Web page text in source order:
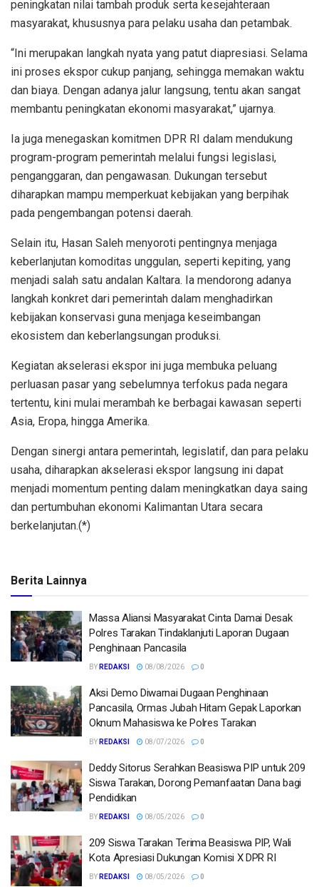
peningkatan nilai tambah produk serta kesejahteraan
masyarakat, khususnya para pelaku usaha dan petambak.
“Ini merupakan langkah nyata yang patut diapresiasi. Selama
ini proses ekspor cukup panjang, sehingga memakan waktu
dan biaya. Dengan adanya jalur langsung, tentu akan sangat
membantu peningkatan ekonomi masyarakat,” ujarnya.
Ia juga menegaskan komitmen DPR RI dalam mendukung
program-program pemerintah melalui fungsi legislasi,
penganggaran, dan pengawasan. Dukungan tersebut
diharapkan mampu memperkuat kebijakan yang berpihak
pada pengembangan potensi daerah.
Selain itu, Hasan Saleh menyoroti pentingnya menjaga
keberlanjutan komoditas unggulan, seperti kepiting, yang
menjadi salah satu andalan Kaltara. Ia mendorong adanya
langkah konkret dari pemerintah dalam menghadirkan
kebijakan konservasi guna menjaga keseimbangan
ekosistem dan keberlangsungan produksi.
Kegiatan akselerasi ekspor ini juga membuka peluang
perluasan pasar yang sebelumnya terfokus pada negara
tertentu, kini mulai merambah ke berbagai kawasan seperti
Asia, Eropa, hingga Amerika.
Dengan sinergi antara pemerintah, legislatif, dan para pelaku
usaha, diharapkan akselerasi ekspor langsung ini dapat
menjadi momentum penting dalam meningkatkan daya saing
dan pertumbuhan ekonomi Kalimantan Utara secara
berkelanjutan.(*)
Berita Lainnya
Massa Aliansi Masyarakat Cinta Damai Desak
Polres Tarakan Tindaklanjuti Laporan Dugaan
Penghinaan Pancasila
BY REDAKSI 08/08/2026 0
Aksi Demo Diwarnai Dugaan Penghinaan
Pancasila, Ormas Jubah Hitam Gepak Laporkan
Oknum Mahasiswa ke Polres Tarakan
BY REDAKSI 08/07/2026 0
Deddy Sitorus Serahkan Beasiswa PIP untuk 209
Siswa Tarakan, Dorong Pemanfaatan Dana bagi
Pendidikan
BY REDAKSI 08/05/2026 0
209 Siswa Tarakan Terima Beasiswa PIP, Wali
Kota Apresiasi Dukungan Komisi X DPR RI
BY REDAKSI 08/05/2026 0